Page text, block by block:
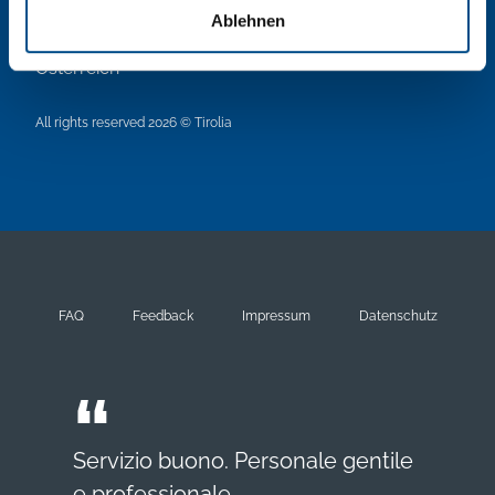
Ablehnen
Österreich
All rights reserved 2026 © Tirolia
FAQ Feedback Impressum Datenschutz
Servizio buono. Personale gentile